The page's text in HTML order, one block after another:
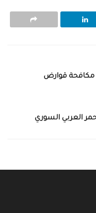
مكافحة قوارض
العربي السوري